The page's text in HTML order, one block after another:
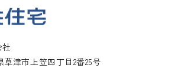
草津市上笠四丁目2番25号